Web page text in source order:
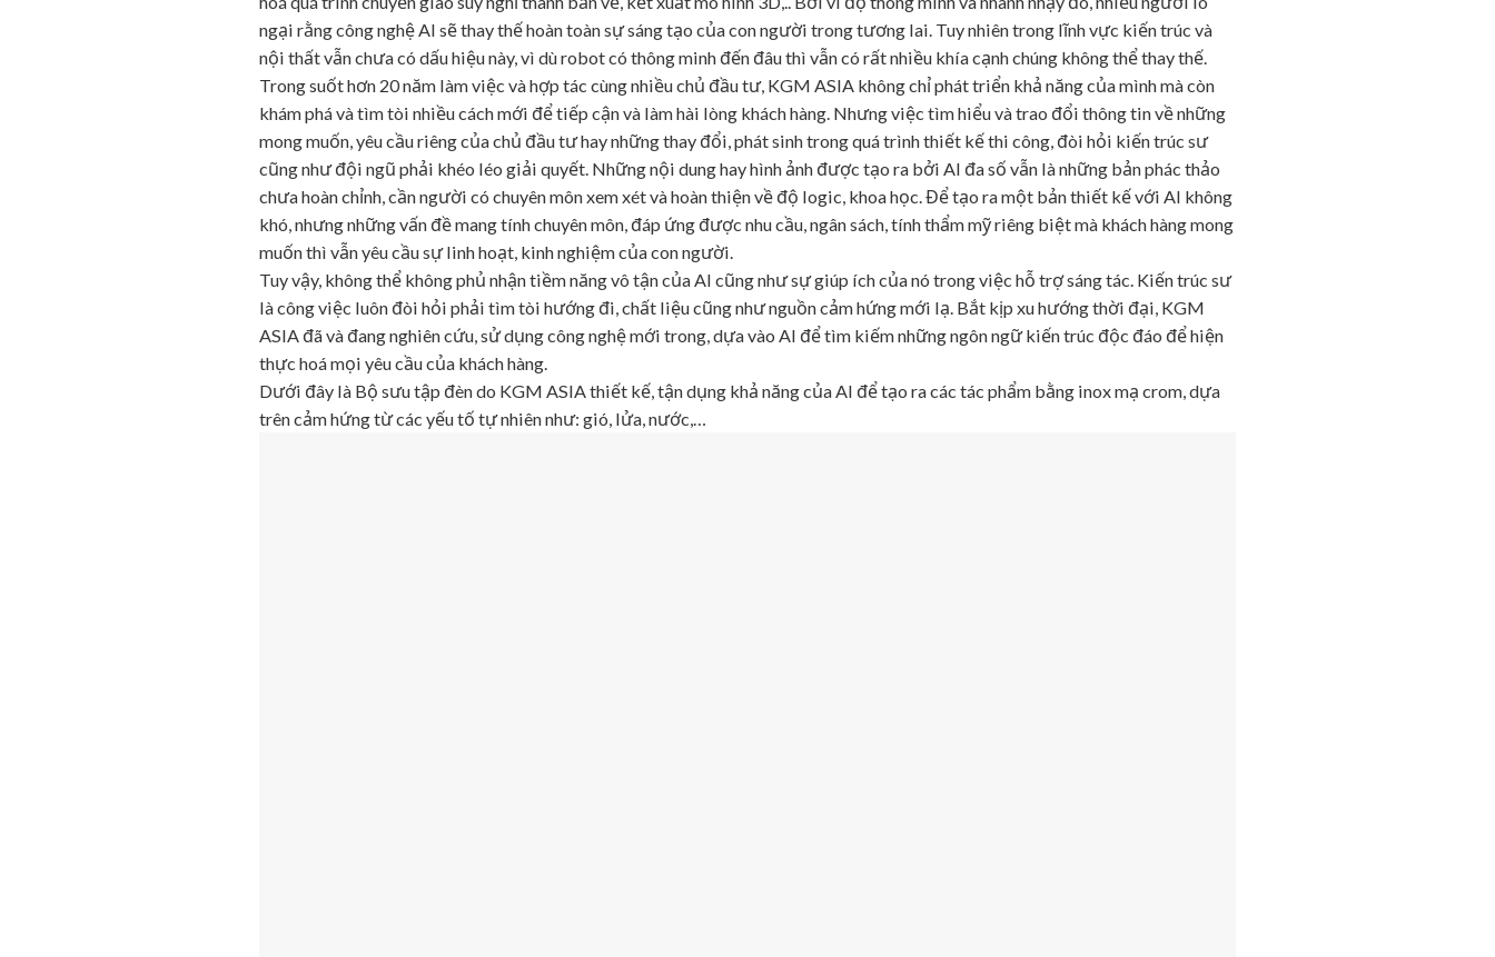
ngại rằng công nghệ AI sẽ thay thế hoàn toàn sự sáng tạo của con người trong tương lai. Tuy nhiên trong lĩnh vực kiến trúc và
nội thất vẫn chưa có dấu hiệu này, vì dù robot có thông minh đến đâu thì vẫn có rất nhiều khía cạnh chúng không thể thay thế.
Trong suốt hơn 20 năm làm việc và hợp tác cùng nhiều chủ đầu tư, KGM ASIA không chỉ phát triển khả năng của mình mà còn
khám phá và tìm tòi nhiều cách mới để tiếp cận và làm hài lòng khách hàng. Nhưng việc tìm hiểu và trao đổi thông tin về những
mong muốn, yêu cầu riêng của chủ đầu tư hay những thay đổi, phát sinh trong quá trình thiết kế thi công, đòi hỏi kiến trúc sư
cũng như đội ngũ phải khéo léo giải quyết. Những nội dung hay hình ảnh được tạo ra bởi AI đa số vẫn là những bản phác thảo
chưa hoàn chỉnh, cần người có chuyên môn xem xét và hoàn thiện về độ logic, khoa học. Để tạo ra một bản thiết kế với AI không
khó, nhưng những vấn đề mang tính chuyên môn, đáp ứng được nhu cầu, ngân sách, tính thẩm mỹ riêng biệt mà khách hàng mong
muốn thì vẫn yêu cầu sự linh hoạt, kinh nghiệm của con người.
Tuy vậy, không thể không phủ nhận tiềm năng vô tận của AI cũng như sự giúp ích của nó trong việc hỗ trợ sáng tác. Kiến trúc sư
là công việc luôn đòi hỏi phải tìm tòi hướng đi, chất liệu cũng như nguồn cảm hứng mới lạ. Bắt kịp xu hướng thời đại, KGM
ASIA đã và đang nghiên cứu, sử dụng công nghệ mới trong, dựa vào AI để tìm kiếm những ngôn ngữ kiến trúc độc đáo để hiện
thực hoá mọi yêu cầu của khách hàng.
Dưới đây là Bộ sưu tập đèn do KGM ASIA thiết kế, tận dụng khả năng của AI để tạo ra các tác phẩm bằng inox mạ crom, dựa
trên cảm hứng từ các yếu tố tự nhiên như: gió, lửa, nước,…